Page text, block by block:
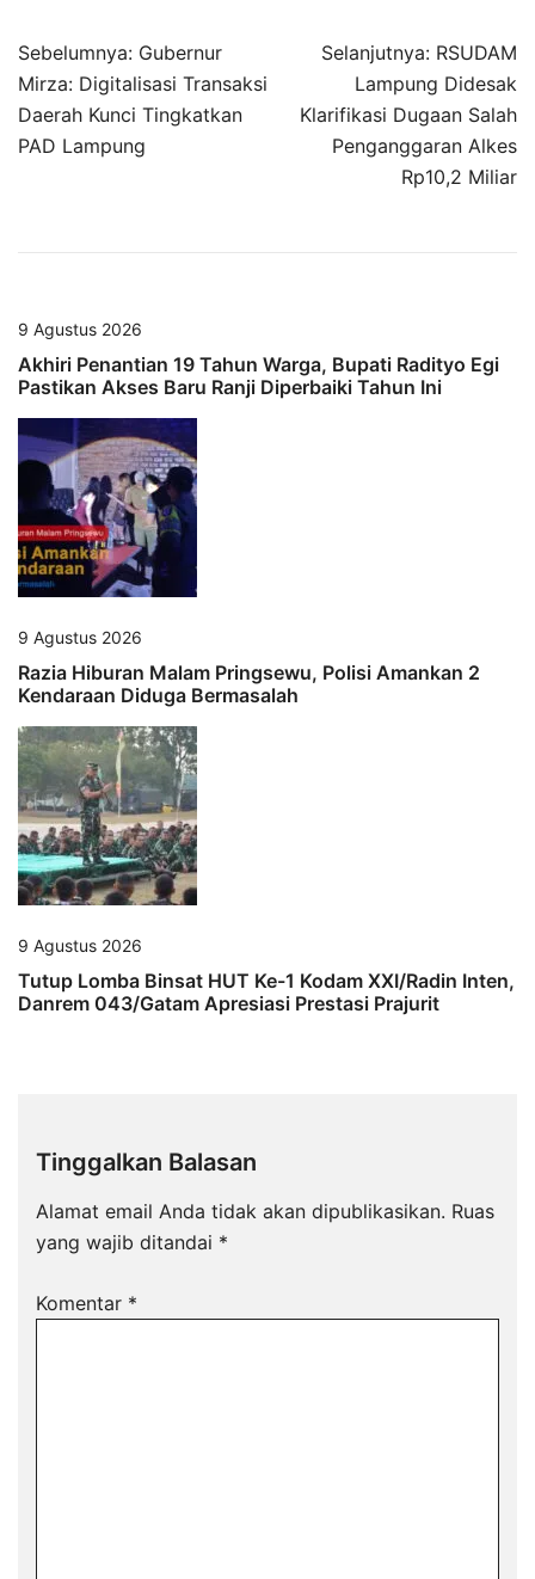
Navigasi
pos
Sebelumnya: Gubernur
Mirza: Digitalisasi Transaksi
Daerah Kunci Tingkatkan
PAD Lampung
Selanjutnya: RSUDAM
Lampung Didesak
Klarifikasi Dugaan Salah
Penganggaran Alkes
Rp10,2 Miliar
9 Agustus 2026
Akhiri Penantian 19 Tahun Warga, Bupati Radityo Egi
Pastikan Akses Baru Ranji Diperbaiki Tahun Ini
9 Agustus 2026
Razia Hiburan Malam Pringsewu, Polisi Amankan 2
Kendaraan Diduga Bermasalah
9 Agustus 2026
Tutup Lomba Binsat HUT Ke-1 Kodam XXI/Radin Inten,
Danrem 043/Gatam Apresiasi Prestasi Prajurit
Tinggalkan Balasan
Alamat email Anda tidak akan dipublikasikan. Ruas
yang wajib ditandai *
Komentar *